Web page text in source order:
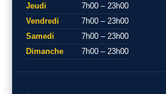
Jeudi
7h00 – 23h00
Vendredi
7h00 – 23h00
Samedi
7h00 – 23h00
Dimanche
7h00 – 23h00